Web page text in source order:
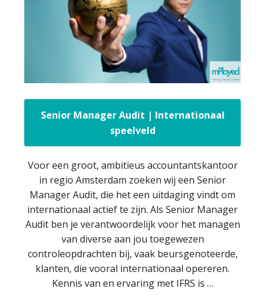
Senior Manager Audit | Internationaal
speelveld
Voor een groot, ambitieus accountantskantoor
in regio Amsterdam zoeken wij een Senior
Manager Audit, die het een uitdaging vindt om
internationaal actief te zijn. Als Senior Manager
Audit ben je verantwoordelijk voor het managen
van diverse aan jou toegewezen
controleopdrachten bij, vaak beursgenoteerde,
klanten, die vooral internationaal opereren.
Kennis van en ervaring met IFRS is …